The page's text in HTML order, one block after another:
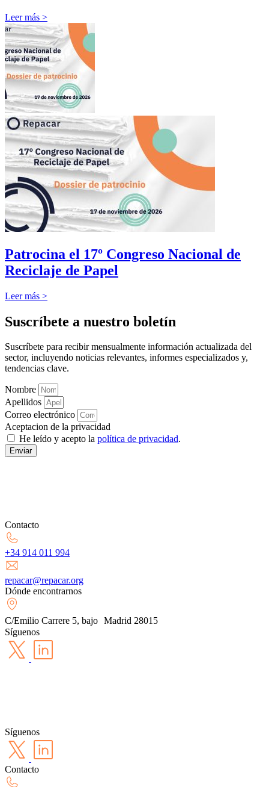
Leer más >
Patrocina el 17º Congreso Nacional de
Reciclaje de Papel
Leer más >
Suscríbete a nuestro boletín
Suscríbete para recibir mensualmente información actualizada del
sector, incluyendo noticias relevantes, informes especializados y,
tendencias clave.
Nombre
Apellidos
Correo electrónico
Aceptacion de la privacidad
He leído y acepto la política de privacidad.
Enviar
Contacto
+34 914 011 994
repacar@repacar.org
Dónde encontrarnos
C/Emilio Carrere 5, bajo Madrid 28015
Síguenos
Síguenos
Contacto